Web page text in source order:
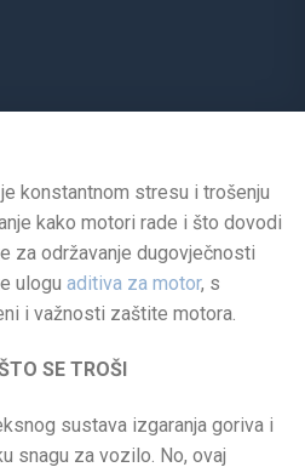
konstantnom stresu i trošenju
kako motori rade i što dovodi
za održavanje dugovječnosti
ulogu aditiva za motor, s
i važnosti zaštite motora.
SE TROŠI
sustava izgaranja goriva i
snagu za vozilo. No, ovaj